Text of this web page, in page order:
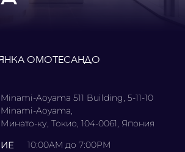
ОМОТЕСАНДО
Minami-Aoyama 511 Building, 5-11-10
Minami-Aoyama,
Минато-ку, Токио, 104-0061, Япония
10:00AM до 7:00PM